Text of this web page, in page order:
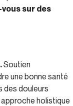
sur des
Soutien
une bonne santé
des douleurs
holistique